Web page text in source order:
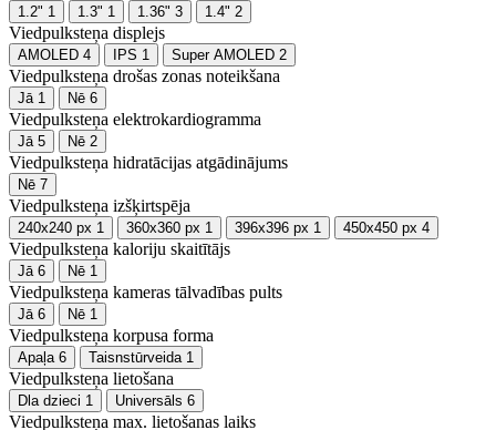
1.2" 1 1.3" 1 1.36" 3 1.4" 2
Viedpulksteņa displejs
AMOLED 4 IPS 1 Super AMOLED 2
Viedpulksteņa drošas zonas noteikšana
Jā 1 Nē 6
Viedpulksteņa elektrokardiogramma
Jā 5 Nē 2
Viedpulksteņa hidratācijas atgādinājums
Nē 7
Viedpulksteņa izšķirtspēja
240x240 px 1 360x360 px 1 396x396 px 1 450x450 px 4
Viedpulksteņa kaloriju skaitītājs
Jā 6 Nē 1
Viedpulksteņa kameras tālvadības pults
Jā 6 Nē 1
Viedpulksteņa korpusa forma
Apaļa 6 Taisnstūrveida 1
Viedpulksteņa lietošana
Dla dzieci 1 Universāls 6
Viedpulksteņa max. lietošanas laiks